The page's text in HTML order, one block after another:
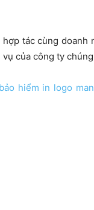
tác cùng
của công ty
hiểm in logo